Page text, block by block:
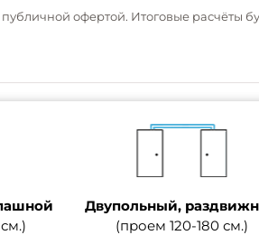
офертой. Итоговые расчёты
Двупольный,
(проем 120-180 см.)